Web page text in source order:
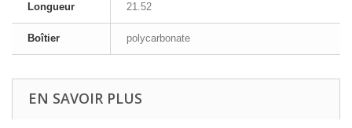
Longueur 21.52
Boîtier polycarbonate
EN SAVOIR PLUS